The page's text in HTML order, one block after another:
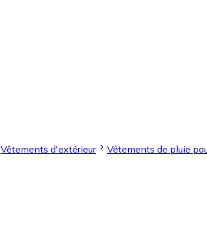
Vêtements d'extérieur Vêtements de pluie